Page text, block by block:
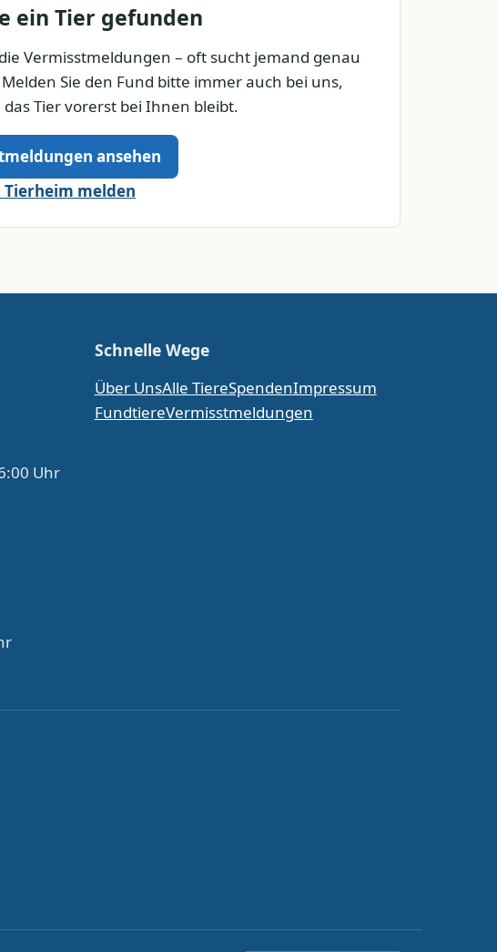
ein Tier gefunden
Vermisstmeldungen – oft sucht jemand genau
Melden Sie den Fund bitte immer auch bei uns,
Tier vorerst bei Ihnen bleibt.
ansehen
Tierheim melden
Uhr
Schnelle Wege
Über UnsAlle TiereSpendenImpressum
FundtiereVermisstmeldungen